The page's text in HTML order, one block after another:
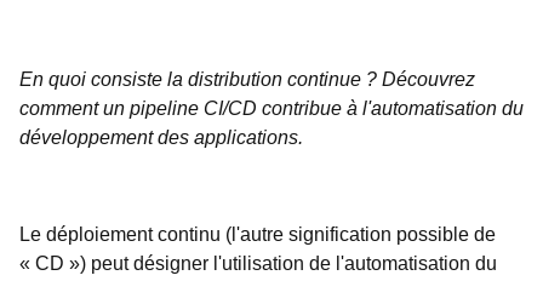
En quoi consiste la distribution continue ? Découvrez
comment un pipeline CI/CD contribue à l'automatisation du
développement des applications.
Le déploiement continu (l'autre signification possible de
« CD ») peut désigner l'utilisation de l'automatisation du